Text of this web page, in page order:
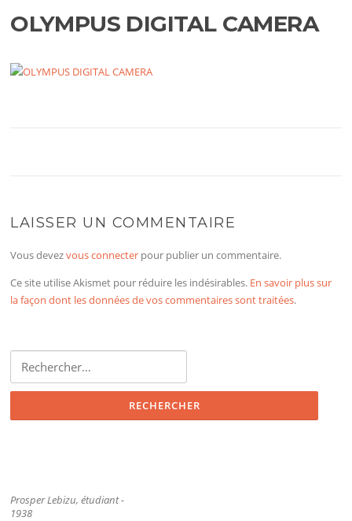
OLYMPUS DIGITAL CAMERA
LAISSER UN COMMENTAIRE
Vous devezvous connecter pour publier un commentaire.
Ce site utilise Akismet pour réduire les indésirables. En savoir plus sur
la façon dont les données de vos commentaires sont traitées.
Prosper Lebizu, étudiant -
1938